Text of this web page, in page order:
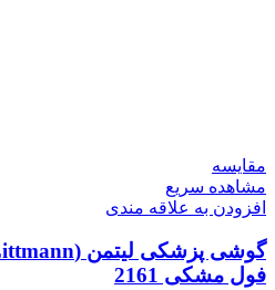
مقایسه
مشاهده سریع
افزودن به علاقه مندی
فول مشکی 2161